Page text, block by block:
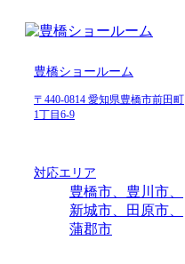
豊橋ショールーム
〒440-0814 愛知県豊橋市前田町
1丁目6-9
対応エリア
豊橋市、豊川市、
新城市、田原市、
蒲郡市